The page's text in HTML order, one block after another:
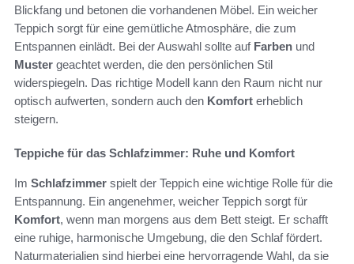
Blickfang und betonen die vorhandenen Möbel. Ein weicher
Teppich sorgt für eine gemütliche Atmosphäre, die zum
Entspannen einlädt. Bei der Auswahl sollte auf Farben und
Muster geachtet werden, die den persönlichen Stil
widerspiegeln. Das richtige Modell kann den Raum nicht nur
optisch aufwerten, sondern auch den Komfort erheblich
steigern.
Teppiche für das Schlafzimmer: Ruhe und Komfort
Im Schlafzimmer spielt der Teppich eine wichtige Rolle für die
Entspannung. Ein angenehmer, weicher Teppich sorgt für
Komfort, wenn man morgens aus dem Bett steigt. Er schafft
eine ruhige, harmonische Umgebung, die den Schlaf fördert.
Naturmaterialien sind hierbei eine hervorragende Wahl, da sie